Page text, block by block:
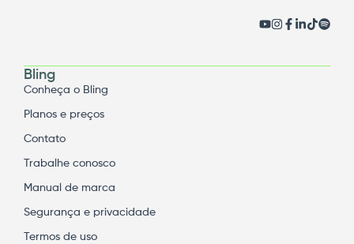
Bling
Conheça o Bling
Planos e preços
Contato
Trabalhe conosco
Manual de marca
Segurança e privacidade
Termos de uso